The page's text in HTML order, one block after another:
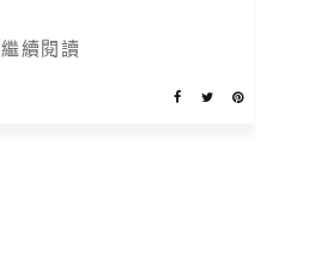
繼續閱讀